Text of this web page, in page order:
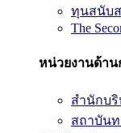
ทุนสนับ
The
หน่วยงานด้าน
สำนักบริ
สถาบัน